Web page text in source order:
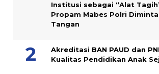
Institusi sebagai “Alat
Propam Mabes Polri
Tangan
Akreditasi BAN PAUD dan
Kualitas Pendidikan Anak